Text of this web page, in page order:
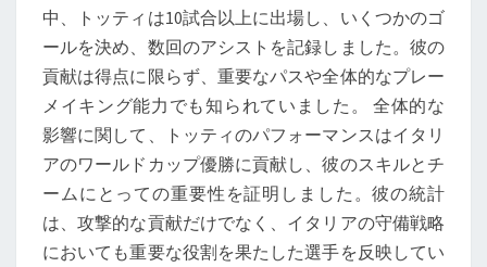
中、トッティは10試合以上に出場し、いくつかのゴ
ールを決め、数回のアシストを記録しました。彼の
貢献は得点に限らず、重要なパスや全体的なプレー
メイキング能力でも知られていました。 全体的な
影響に関して、トッティのパフォーマンスはイタリ
アのワールドカップ優勝に貢献し、彼のスキルとチ
ームにとっての重要性を証明しました。彼の統計
は、攻撃的な貢献だけでなく、イタリアの守備戦略
においても重要な役割を果たした選手を反映してい